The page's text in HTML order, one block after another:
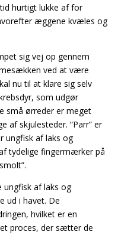
hurtigt lukke af for
æggene kvæles og
sig vej op gennem
ved at være
nu til at klare sig selv
som udgør
små ørreder er meget
af skjulesteder. “Parr” er
ungfisk af laks og
tydelige fingermærker på
ungfisk af laks og
ud i havet. De
hvilket er en
proces, der sætter de